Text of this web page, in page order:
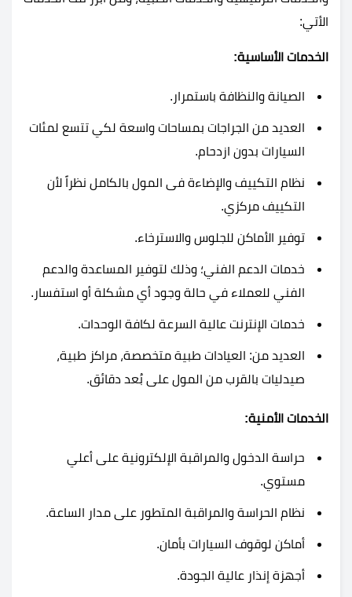
الأتي:
الخدمات الأساسية:
الصيانة والنظافة باستمرار.
العديد من الجراجات بمساحات واسعة لكي تتسع لمئات
السيارات بدون ازدحام.
نظام التكييف والإضاءة فى المول بالكامل نظراً لأن
التكييف مركزي.
توفير الأماكن للجلوس والاسترخاء.
خدمات الدعم الفني؛ وذلك لتوفير المساعدة والدعم
الفني للعملاء في حالة وجود أي مشكلة أو استفسار.
خدمات الإنترنت عالية السرعة لكافة الوحدات.
العديد من: العيادات طبية متخصصة، مراكز طبية،
صيدليات بالقرب من المول على بُعد دقائق.
الخدمات الأمنية:
حراسة الدخول والمراقبة الإلكترونية على أعلي
مستوي.
نظام الحراسة والمراقبة المتطور على مدار الساعة.
أماكن لوقوف السيارات بأمان.
أجهزة إنذار عالية الجودة.